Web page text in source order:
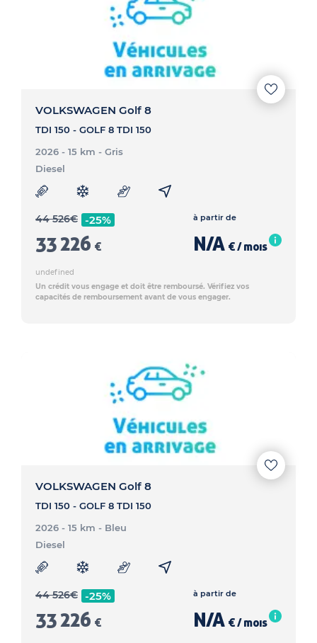
VOLKSWAGEN Golf 8
TDI 150 - GOLF 8 TDI 150
2026 - 15 km - Gris
Diesel
44 526€ -25%
33 226 €
à partir de
N/A € / mois
undefined
Un crédit vous engage et doit être remboursé. Vérifiez vos
capacités de remboursement avant de vous engager.
VOLKSWAGEN Golf 8
TDI 150 - GOLF 8 TDI 150
2026 - 15 km - Bleu
Diesel
44 526€ -25%
33 226 €
à partir de
N/A € / mois